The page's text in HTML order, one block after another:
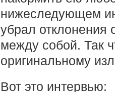
нижеследующем
убрал отклонения
между собой. Так
оригинальному
Вот это интервью: